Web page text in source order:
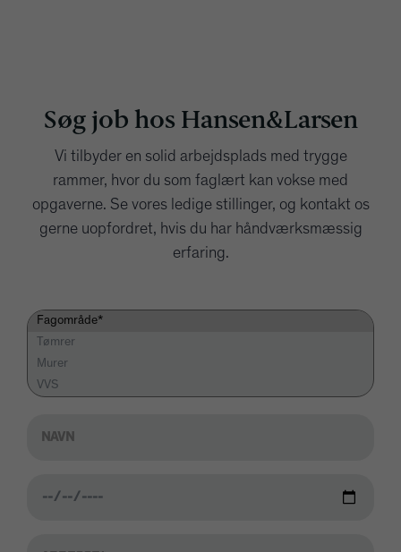
Søg job hos Hansen&Larsen
Vi tilbyder en solid arbejdsplads med trygge
rammer, hvor du som faglært kan vokse med
opgaverne. Se vores ledige stillinger, og kontakt os
gerne uopfordret, hvis du har håndværksmæssig
erfaring.